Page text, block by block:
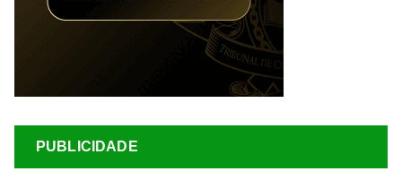
PUBLICIDADE